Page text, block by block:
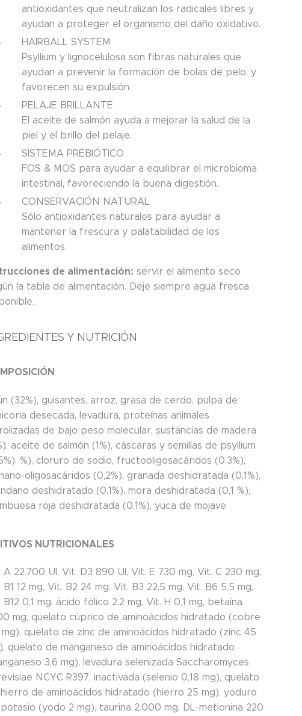
antioxidantes que neutralizan los radicales libres y
ayudan a proteger el organismo del daño oxidativo.
HAIRBALL SYSTEM
Psyllium y lignocelulosa son fibras naturales que
ayudan a prevenir la formación de bolas de pelo, y
favorecen su expulsión.
PELAJE BRILLANTE
El aceite de salmón ayuda a mejorar la salud de la
piel y el brillo del pelaje.
SISTEMA PREBIÓTICO
FOS & MOS para ayudar a equilibrar el microbioma
intestinal, favoreciendo la buena digestión.
CONSERVACIÓN NATURAL
Sólo antioxidantes naturales para ayudar a
mantener la frescura y palatabilidad de los
alimentos.
de alimentación: servir el alimento seco
la tabla de alimentación. Deje siempre agua fresca
Y NUTRICIÓN
(32%), guisantes, arroz, grasa de cerdo, pulpa de
desecada, levadura, proteínas animales
de bajo peso molecular, sustancias de madera
aceite de salmón (1%), cáscaras y semillas de psyllium
%), cloruro de sodio, fructooligosacáridos (0,3%),
oligosacáridos (0,2%), granada deshidratada (0,1%),
deshidratado (0,1%), mora deshidratada (0,1 %),
roja deshidratada (0,1%), yuca de mojave
NUTRICIONALES
A 22.700 UI, Vit. D3 890 UI, Vit. E 730 mg, Vit. C 230 mg,
B1 12 mg, Vit. B2 24 mg, Vit. B3 22,5 mg, Vit. B6 5,5 mg,
B12 0,1 mg, ácido fólico 2,2 mg, Vit. H 0,1 mg, betaína
mg, quelato cúprico de aminoácidos hidratado (cobre
mg), quelato de zinc de aminoácidos hidratado (zinc 45
quelato de manganeso de aminoácidos hidratado
3,6 mg), levadura selenizada Saccharomyces
NCYC R397, inactivada (selenio 0,18 mg), quelato
de aminoácidos hidratado (hierro 25 mg), yoduro
(yodo 2 mg), taurina 2.000 mg, DL-metionina 220